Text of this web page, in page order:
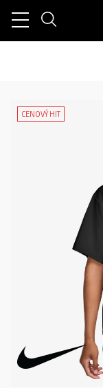
CENOVÝ HIT